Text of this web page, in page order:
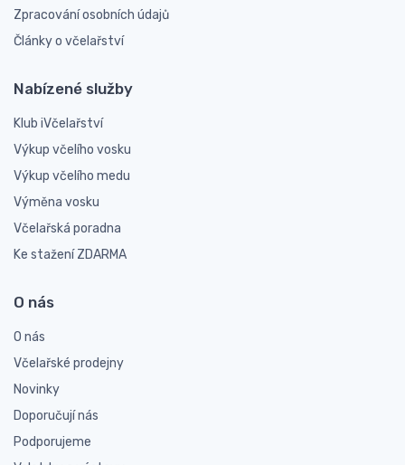
Zpracování osobních údajů
Články o včelařství
Nabízené služby
Klub iVčelařství
Výkup včelího vosku
Výkup včelího medu
Výměna vosku
Včelařská poradna
Ke stažení ZDARMA
O nás
O nás
Včelařské prodejny
Novinky
Doporučují nás
Podporujeme